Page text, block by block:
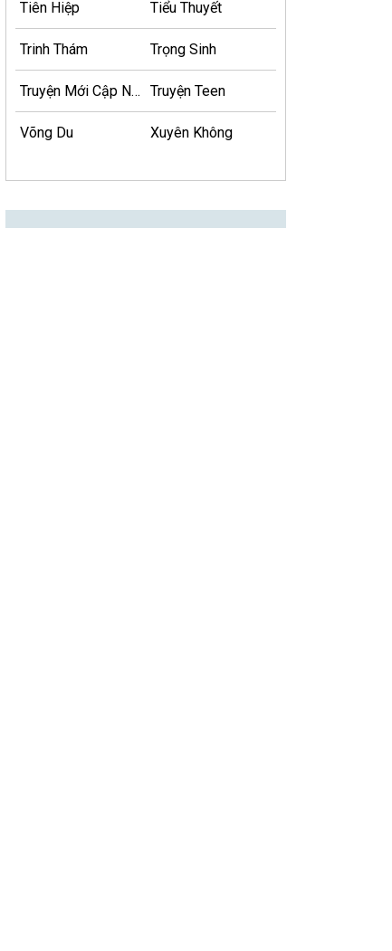
Tiên Hiệp Tiểu Thuyết
Trinh Thám Trọng Sinh
Truyện Mới Cập Nhật Truyện Teen
Võng Du Xuyên Không